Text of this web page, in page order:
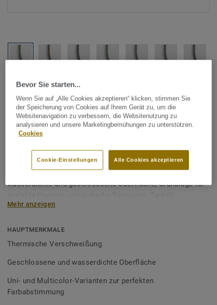
Tarkett Zubehör Komplettsortiment|Schweißschnüre
Schweißschnur für PVC-Böden
- Multicolour EMERALD 835
Schweißschnüre werden zur thermischen Verschweißung
zweier PVC-Bahnen verwendet und sorgen für eine
wasserdichte und geschlossene Oberfläche, Grundlage für
Schweißschnüre sind erhältlich in den Varianten Uni und
Bodenbelagssortiment abgestimmt. Durch die Verwendung
von Kontrastfarben lassen sich auch besondere
Mehr anzeigen
HAUPTMERKMALE
Thermische Verschweißung
Geschlossene und wasserdichte Oberfläche
Uni- und Multicolor-Varianten zur perfekten
Farbabstimmung
Bevor Sie starten...
Wenn Sie auf „Alle Cookies akzeptieren“ klicken, stimmen Sie
der Speicherung von Cookies auf Ihrem Gerät zu, um die
Websitenavigation zu verbessern, die Websitenutzung zu
analysieren und unsere Marketingbemühungen zu unterstützen.
Cookies
Alle Cookies akzeptieren
Cookie-Einstellungen